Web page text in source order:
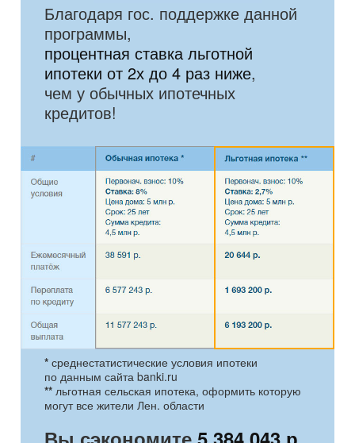
Благодаря гос. поддержке данной
программы,
процентная ставка льготной
ипотеки от 2х до 4 раз ниже,
чем у обычных ипотечных
кредитов!
* среднестатистические условия ипотеки
по данным сайта banki.ru
** льготная сельская ипотека, оформить которую
могут все жители Лен. области